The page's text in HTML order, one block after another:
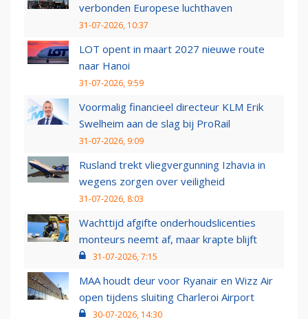
verbonden Europese luchthaven
31-07-2026, 10:37
LOT opent in maart 2027 nieuwe route
naar Hanoi
31-07-2026, 9:59
Voormalig financieel directeur KLM Erik
Swelheim aan de slag bij ProRail
31-07-2026, 9:09
Rusland trekt vliegvergunning Izhavia in
wegens zorgen over veiligheid
31-07-2026, 8:03
Wachttijd afgifte onderhoudslicenties
monteurs neemt af, maar krapte blijft
31-07-2026, 7:15
MAA houdt deur voor Ryanair en Wizz Air
open tijdens sluiting Charleroi Airport
30-07-2026, 14:30